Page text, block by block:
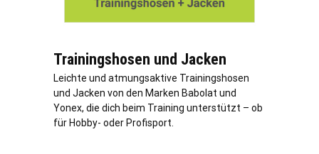
Trainingshosen und Jacken
Leichte und atmungsaktive Trainingshosen
und Jacken von den Marken Babolat und
Yonex, die dich beim Training unterstützt – ob
für Hobby- oder Profisport.